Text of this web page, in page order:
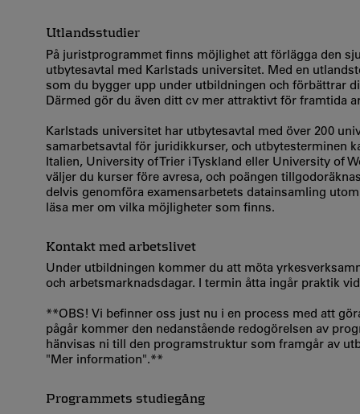
Utlandsstudier
På juristprogrammet finns möjlighet att förlägga den
utbytesavtal med Karlstads universitet. Med en
som du bygger upp under utbildningen och förbättrar
Därmed gör du även ditt cv mer attraktivt för framtida
Karlstads universitet har utbytesavtal med över 200
samarbetsavtal för juridikkurser, och utbytesterminen
Italien, University of Trier i Tyskland eller University of
väljer du kurser före avresa, och poängen
delvis genomföra examensarbetets datainsamling
läsa mer om vilka möjligheter som finns.
Kontakt med arbetslivet
Under utbildningen kommer du att möta
och arbetsmarknadsdagar. I termin åtta ingår praktik
**OBS! Vi befinner oss just nu i en process med att
pågår kommer den nedanstående redogörelsen av
hänvisas ni till den programstruktur som framgår av
"Mer information".**
Programmets studiegång